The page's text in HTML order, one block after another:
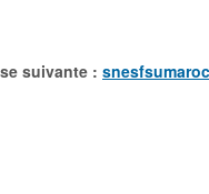
suivante :